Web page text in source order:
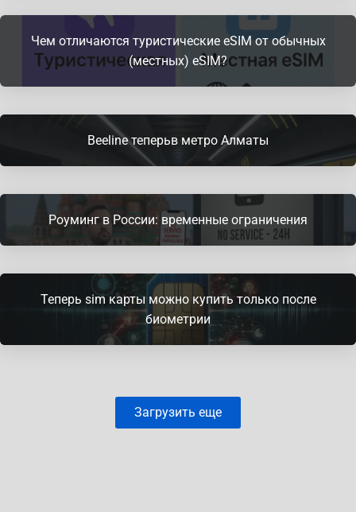
Чем отличаются туристические eSIM от обычных
(местных) eSIM?
Beeline теперьв метро Алматы
Роуминг в России: временные ограничения
Теперь sim карты можно купить только после
биометрии
Загрузить еще